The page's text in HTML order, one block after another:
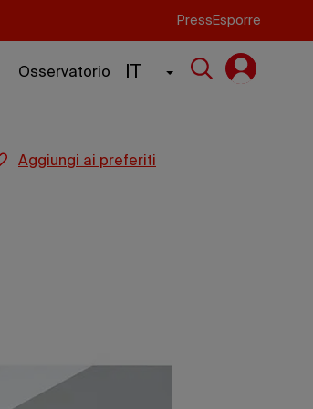
Press Esporre
Osservatorio IT
aggiungi ai preferiti